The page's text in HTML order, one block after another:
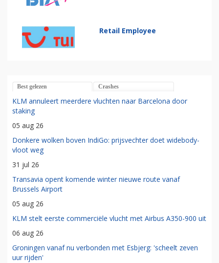
Retail Employee
Best gelezen Crashes
KLM annuleert meerdere vluchten naar Barcelona door
staking
05 aug 26
Donkere wolken boven IndiGo: prijsvechter doet widebody-
vloot weg
31 jul 26
Transavia opent komende winter nieuwe route vanaf
Brussels Airport
05 aug 26
KLM stelt eerste commerciële vlucht met Airbus A350-900 uit
06 aug 26
Groningen vanaf nu verbonden met Esbjerg: 'scheelt zeven
uur rijden'